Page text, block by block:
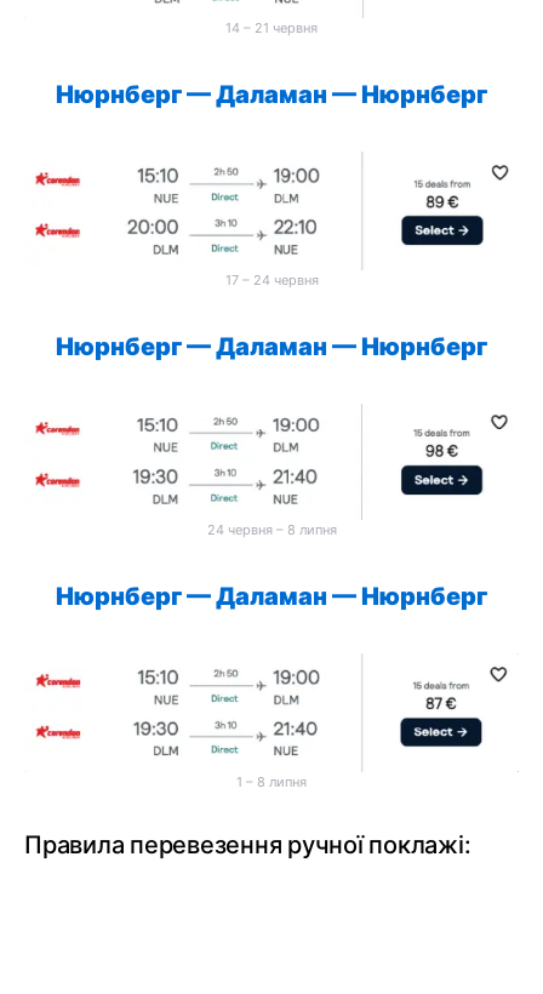
14 – 21 червня
Нюрнберг—Даламан — Нюрнберг
17 – 24 червня
Нюрнберг—Даламан — Нюрнберг
24 червня – 8 липня
Нюрнберг—Даламан — Нюрнберг
1 – 8 липня
Правила перевезення ручної поклажі: